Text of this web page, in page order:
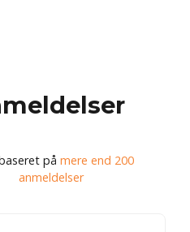
på mere end 200
anmeldelser